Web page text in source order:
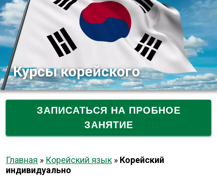
Курсы корейского
ЗАПИСАТЬСЯ НА ПРОБНОЕ
ЗАНЯТИЕ
Главная » Корейский язык » Корейский
индивидуально